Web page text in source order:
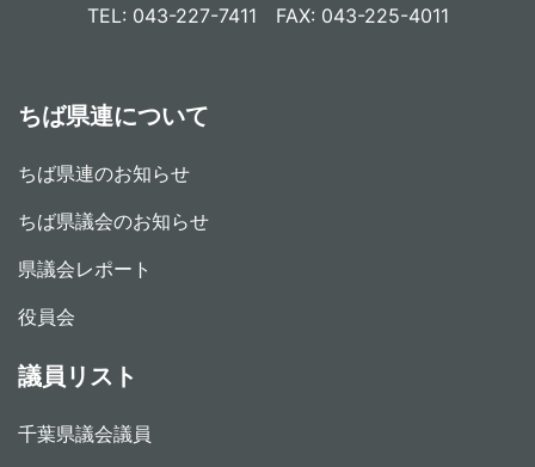
TEL: 043-227-7411 FAX: 043-225-4011
ちば県連について
ちば県連のお知らせ
ちば県議会のお知らせ
県議会レポート
役員会
議員リスト
千葉県議会議員